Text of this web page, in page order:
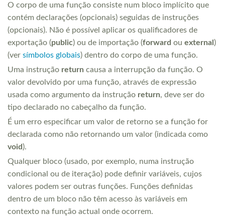
O corpo de uma função consiste num bloco implícito que
contém declarações (opcionais) seguidas de instruções
(opcionais). Não é possível aplicar os qualificadores de
exportação (public) ou de importação (forward ou external )
(ver símbolos globais) dentro do corpo de uma função.
Uma instrução return causa a interrupção da função. O
valor devolvido por uma função, através de expressão
usada como argumento da instrução return, deve ser do
tipo declarado no cabeçalho da função.
É um erro especificar um valor de retorno se a função for
declarada como não retornando um valor (indicada como
void ).
Qualquer bloco (usado, por exemplo, numa instrução
condicional ou de iteração) pode definir variáveis, cujos
valores podem ser outras funções. Funções definidas
dentro de um bloco não têm acesso às variáveis em
contexto na função actual onde ocorrem.